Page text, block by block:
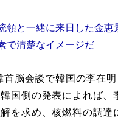
領と一緒に来日した金
で清楚なイメージだ
脳会談で韓国の李在
国側の発表によれば
を求め、核燃料の調達